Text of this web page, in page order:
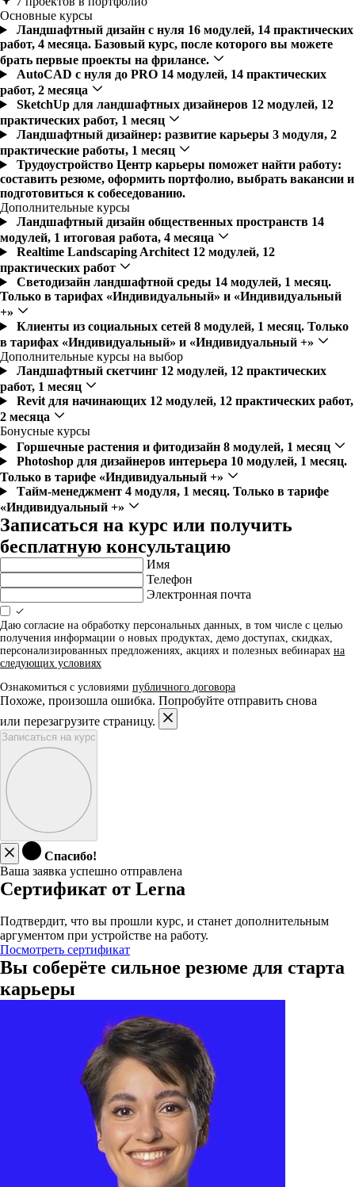
Основные курсы
Ландшафтный дизайн с нуля 16 модулей, 14 практических
работ, 4 месяца. Базовый курс, после которого вы можете
брать первые проекты на фрилансе.
AutoCAD с нуля до PRO 14 модулей, 14 практических
работ, 2 месяца
SketchUp для ландшафтных дизайнеров 12 модулей, 12
практических работ, 1 месяц
Ландшафтный дизайнер: развитие карьеры 3 модуля, 2
практические работы, 1 месяц
Трудоустройство Центр карьеры поможет найти работу:
составить резюме, оформить портфолио, выбрать вакансии и
подготовиться к собеседованию.
Дополнительные курсы
Ландшафтный дизайн общественных пространств 14
модулей, 1 итоговая работа, 4 месяца
Realtime Landscaping Architect 12 модулей, 12
практических работ
Светодизайн ландшафтной среды 14 модулей, 1 месяц.
Только в тарифах «Индивидуальный» и «Индивидуальный
+»
Клиенты из социальных сетей 8 модулей, 1 месяц. Только
в тарифах «Индивидуальный» и «Индивидуальный +»
Дополнительные курсы на выбор
Ландшафтный скетчинг 12 модулей, 12 практических
работ, 1 месяц
Revit для начинающих 12 модулей, 12 практических работ,
2 месяца
Бонусные курсы
Горшечные растения и фитодизайн 8 модулей, 1 месяц
Photoshop для дизайнеров интерьера 10 модулей, 1 месяц.
Только в тарифе «Индивидуальный +»
Тайм-менеджмент 4 модуля, 1 месяц. Только в тарифе
«Индивидуальный +»
Записаться на курс или получить
бесплатную консультацию
Имя
Телефон
Электронная почта
Даю согласие на обработку персональных данных, в том числе с целью
получения информации о новых продуктах, демо доступах, скидках,
персонализированных предложениях, акциях и полезных вебинарах на
следующих условиях
Ознакомиться с условиями публичного договора
Похоже, произошла ошибка. Попробуйте отправить снова
или перезагрузите страницу.
Записаться на курс
Спасибо!
Ваша заявка успешно отправлена
Сертификат от Lerna
Подтвердит, что вы прошли курс, и станет дополнительным
аргументом при устройстве на работу.
Посмотреть сертификат
Вы соберёте сильное резюме для старта
карьеры